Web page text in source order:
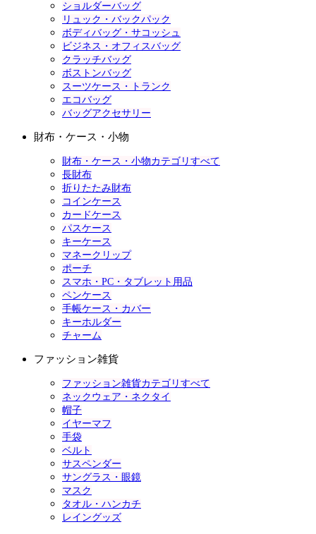
ショルダーバッグ
リュック・バックパック
ボディバッグ・サコッシュ
ビジネス・オフィスバッグ
クラッチバッグ
ボストンバッグ
スーツケース・トランク
エコバッグ
バッグアクセサリー
財布・ケース・小物
財布・ケース・小物カテゴリすべて
長財布
折りたたみ財布
コインケース
カードケース
パスケース
キーケース
マネークリップ
ポーチ
スマホ・PC・タブレット用品
ペンケース
手帳ケース・カバー
キーホルダー
チャーム
ファッション雑貨
ファッション雑貨カテゴリすべて
ネックウェア・ネクタイ
帽子
イヤーマフ
手袋
ベルト
サスペンダー
サングラス・眼鏡
マスク
タオル・ハンカチ
レイングッズ